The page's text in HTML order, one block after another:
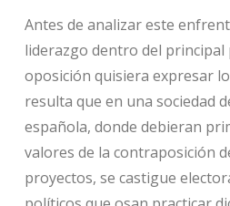
Antes de analizar este
liderazgo dentro del principal
oposición quisiera expresar
resulta que en una sociedad
española, donde debieran
valores de la contraposición
proyectos, se castigue